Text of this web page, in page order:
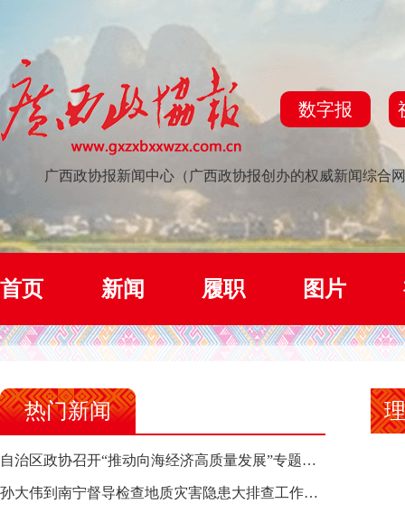
数字报
广西政协报新闻中心（广西政协报创办的权威新闻综合
首页 新闻 履职 图片
热门新闻
自治区政协召开“推动向海经济高质量发展”专题调研座谈会 钱学明出席并讲话
孙大伟到南宁督导检查地质灾害隐患大排查工作时强调 筑牢地质灾害安全防线 全力保障人民群众生命财产安全